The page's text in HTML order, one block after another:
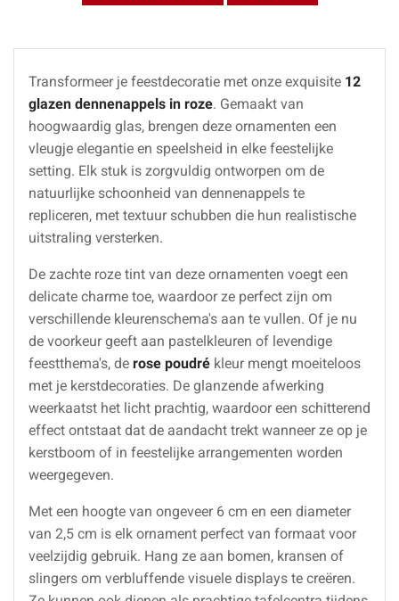
Transformeer je feestdecoratie met onze exquisite 12
glazen dennenappels in roze. Gemaakt van
hoogwaardig glas, brengen deze ornamenten een
vleugje elegantie en speelsheid in elke feestelijke
setting. Elk stuk is zorgvuldig ontworpen om de
natuurlijke schoonheid van dennenappels te
repliceren, met textuur schubben die hun realistische
uitstraling versterken.
De zachte roze tint van deze ornamenten voegt een
delicate charme toe, waardoor ze perfect zijn om
verschillende kleurenschema's aan te vullen. Of je nu
de voorkeur geeft aan pastelkleuren of levendige
feestthema's, de rose poudré kleur mengt moeiteloos
met je kerstdecoraties. De glanzende afwerking
weerkaatst het licht prachtig, waardoor een schitterend
effect ontstaat dat de aandacht trekt wanneer ze op je
kerstboom of in feestelijke arrangementen worden
weergegeven.
Met een hoogte van ongeveer 6 cm en een diameter
van 2,5 cm is elk ornament perfect van formaat voor
veelzijdig gebruik. Hang ze aan bomen, kransen of
slingers om verbluffende visuele displays te creëren.